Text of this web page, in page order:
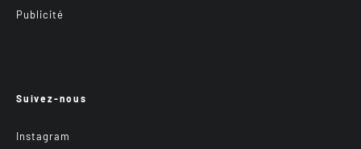
Publicité
Suivez-nous
Instagram